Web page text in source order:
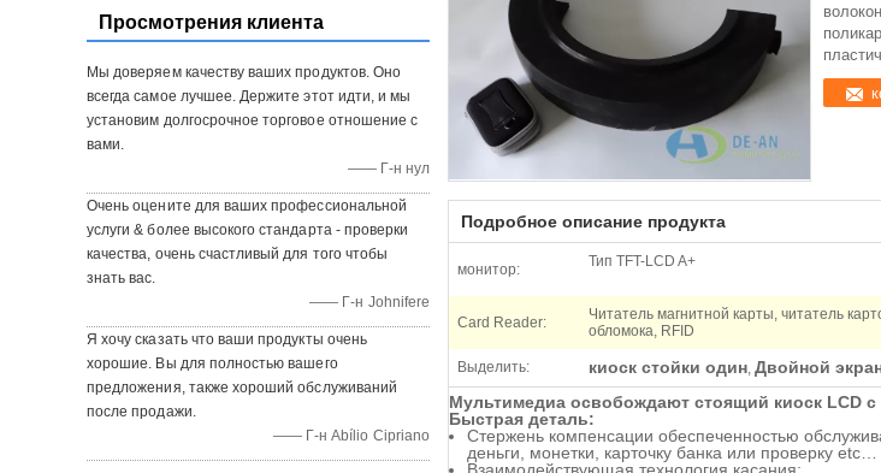
Просмотрения клиента
Мы доверяем качеству ваших продуктов. Оно
всегда самое лучшее. Держите этот идти, и мы
установим долгосрочное торговое отношение с
вами.
—— Г-н нул
Очень оцените для ваших профессиональной
услуги & более высокого стандарта - проверки
качества, очень счастливый для того чтобы
знать вас.
—— Г-н Johnifere
Я хочу сказать что ваши продукты очень
хорошие. Вы для полностью вашего
предложения, также хороший обслуживаний
после продажи.
—— Г-н Abílio Cipriano
Подробное описание продукта
монитор: Тип TFT-LCD A+
Card Reader:
Читатель магнитной карты, читатель
обломока, RFID
Выделить: киоск стойки один, Двойной
Мультимедиа освобождают стоящий киоск LCD
Быстрая деталь:
Стержень компенсации обеспеченностью
деньги, монетки, карточку банка или проверку etc…